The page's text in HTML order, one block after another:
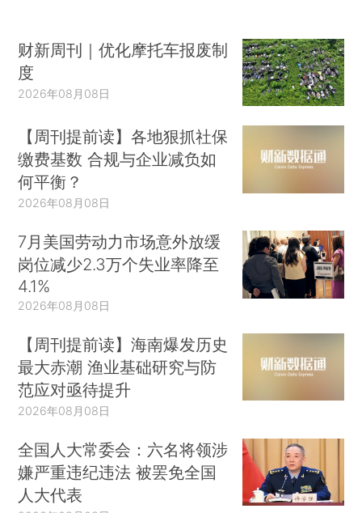
财新周刊｜优化摩托车报废制
度
2026年08月08日
【周刊提前读】各地狠抓社保
缴费基数 合规与企业减负如
何平衡？
2026年08月08日
7月美国劳动力市场意外放缓
岗位减少2.3万个失业率降至
4.1%
2026年08月08日
【周刊提前读】海南爆发历史
最大赤潮 渔业基础研究与防
范应对亟待提升
2026年08月08日
全国人大常委会：六名将领涉
嫌严重违纪违法 被罢免全国
人大代表